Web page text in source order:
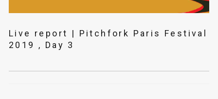
Live report | Pitchfork Paris Festival
2019 , Day 3